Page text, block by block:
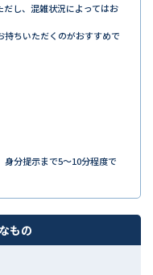
し、混雑状況によってはお
ちいただくのがおすすめで
身分提示まで5～10分程度で
もの